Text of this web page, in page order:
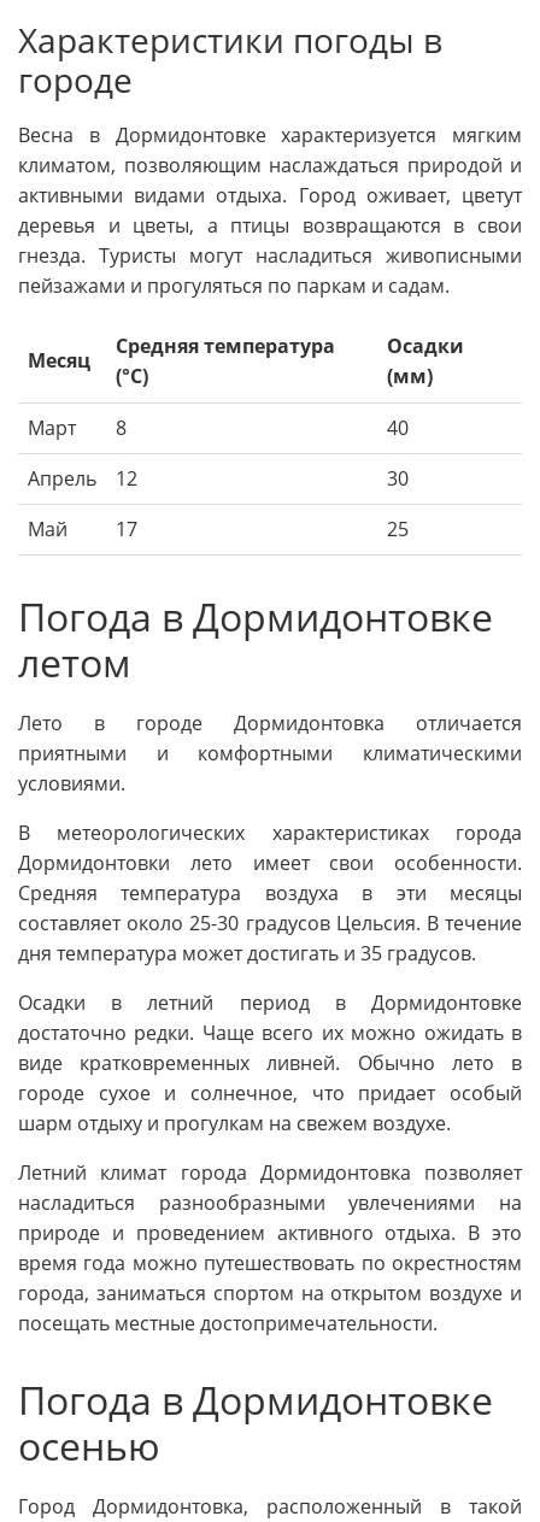
Характеристики погоды в
городе
Весна в Дормидонтовке характеризуется мягким
климатом, позволяющим наслаждаться природой и
активными видами отдыха. Город оживает, цветут
деревья и цветы, а птицы возвращаются в свои
гнезда. Туристы могут насладиться живописными
пейзажами и прогуляться по паркам и садам.
Месяц
Средняя температура
(°C)
Осадки
(мм)
Март
8
40
Апрель
12
30
Май
17 25
Погода в Дормидонтовке
летом
Лето в городе Дормидонтовка отличается
приятными и комфортными климатическими
условиями.
В метеорологических характеристиках города
Дормидонтовки лето имеет свои особенности.
Средняя температура воздуха в эти месяцы
составляет около 25-30 градусов Цельсия. В течение
дня температура может достигать и 35 градусов.
Осадки в летний период в Дормидонтовке
достаточно редки. Чаще всего их можно ожидать в
виде кратковременных ливней. Обычно лето в
городе сухое и солнечное, что придает особый
шарм отдыху и прогулкам на свежем воздухе.
Летний климат города Дормидонтовка позволяет
насладиться разнообразными увлечениями на
природе и проведением активного отдыха. В это
время года можно путешествовать по окрестностям
города, заниматься спортом на открытом воздухе и
посещать местные достопримечательности.
Погода в Дормидонтовке
осенью
Город Дормидонтовка, расположенный в такой